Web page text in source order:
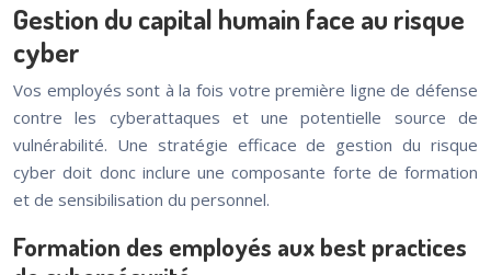
Gestion du capital humain face au risque
cyber
Vos employés sont à la fois votre première ligne de défense
contre les cyberattaques et une potentielle source de
vulnérabilité. Une stratégie efficace de gestion du risque
cyber doit donc inclure une composante forte de formation
et de sensibilisation du personnel.
Formation des employés aux best practices